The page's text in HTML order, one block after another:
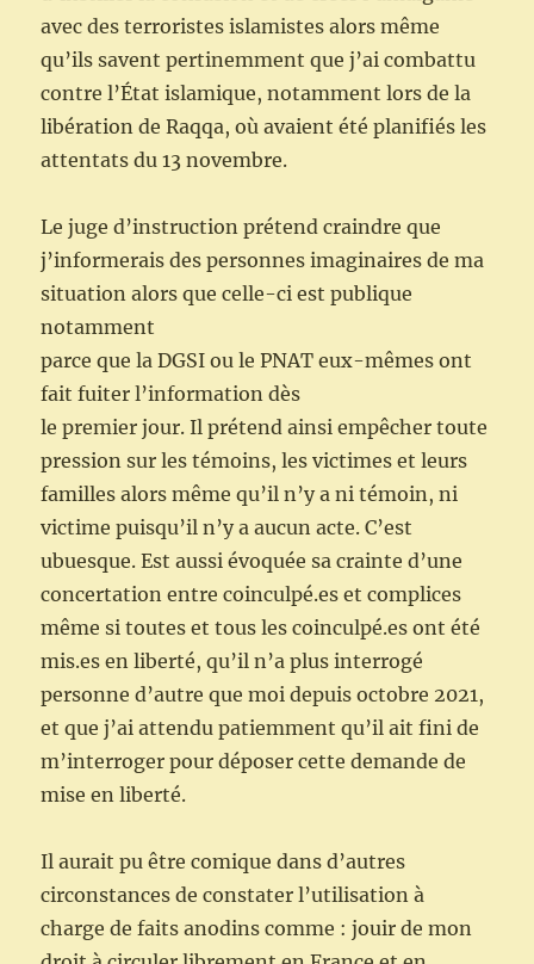
avec des terroristes islamistes alors même
qu’ils savent pertinemment que j’ai combattu
contre l’État islamique, notamment lors de la
libération de Raqqa, où avaient été planifiés les
attentats du 13 novembre.
Le juge d’instruction prétend craindre que
j’informerais des personnes imaginaires de ma
situation alors que celle-ci est publique
notamment
parce que la DGSI ou le PNAT eux-mêmes ont
fait fuiter l’information dès
le premier jour. Il prétend ainsi empêcher toute
pression sur les témoins, les victimes et leurs
familles alors même qu’il n’y a ni témoin, ni
victime puisqu’il n’y a aucun acte. C’est
ubuesque. Est aussi évoquée sa crainte d’une
concertation entre coinculpé.es et complices
même si toutes et tous les coinculpé.es ont été
mis.es en liberté, qu’il n’a plus interrogé
personne d’autre que moi depuis octobre 2021,
et que j’ai attendu patiemment qu’il ait fini de
m’interroger pour déposer cette demande de
mise en liberté.
Il aurait pu être comique dans d’autres
circonstances de constater l’utilisation à
charge de faits anodins comme : jouir de mon